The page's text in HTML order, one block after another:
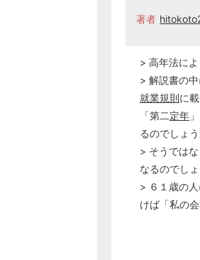
著者
> 高年法に
> 解説書の
就業規則に
「第二定年
るのでしょ
> そうでは
なるのでし
> ６１歳の
けば「私の